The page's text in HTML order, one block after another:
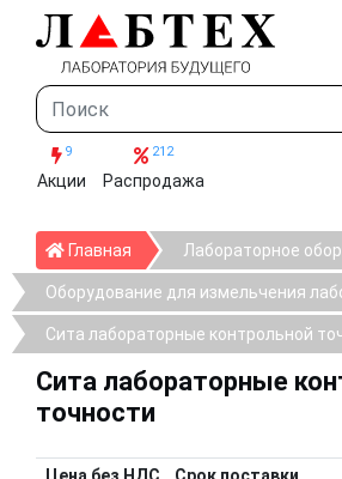
9
Акции
212
Распродажа
Главная ГлавнаяЛабораторное
Оборудование для измельчения
Сита лабораторные контрольной
Сита лабораторные контрольной
точности